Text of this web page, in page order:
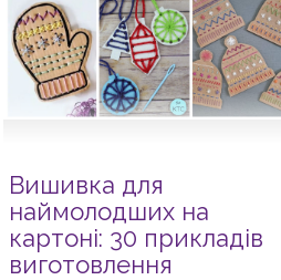
Вишивка для
наймолодших на
картоні: 30 прикладів
виготовлення